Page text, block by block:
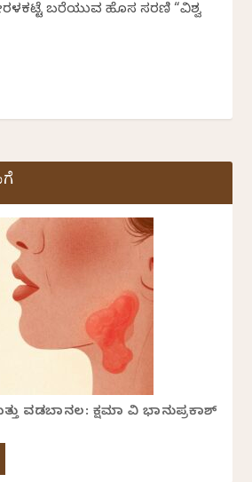
ಬರೆಯುವ ಹೊಸ ಸರಣಿ “ವಿಶ್ವ
ವಡಬಾನಲ: ಕ್ಷಮಾ ವಿ ಭಾನುಪ್ರಕಾಶ್